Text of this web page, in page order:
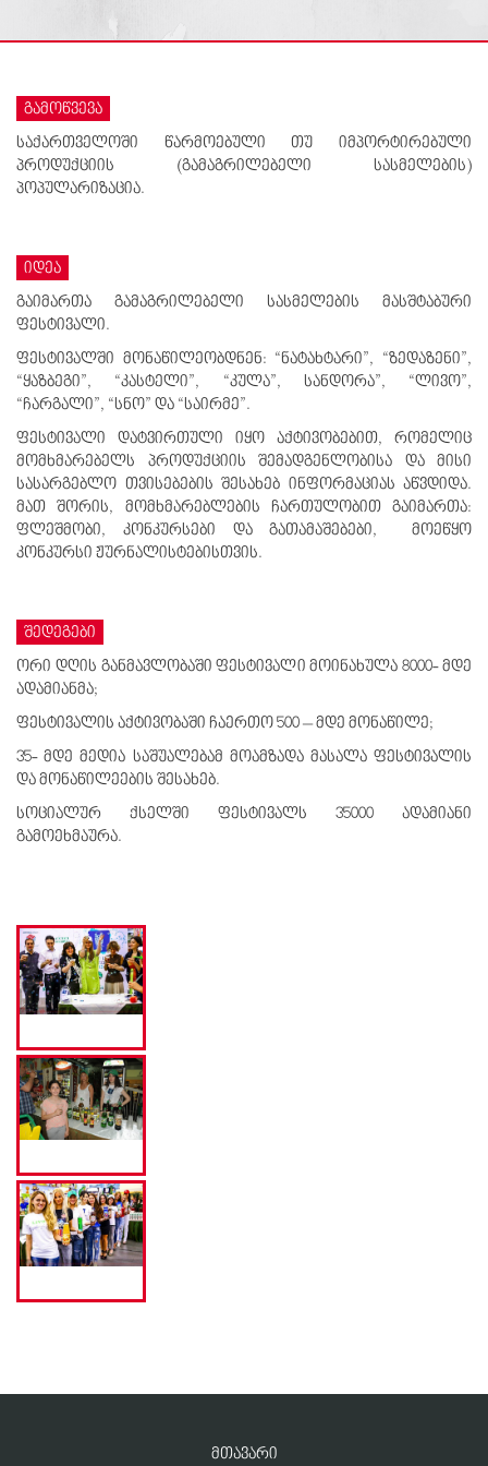
გამოწვევა
საქართველოში წარმოებული თუ იმპორტირებული
პროდუქციის (გამაგრილებელი სასმელების)
პოპულარიზაცია.
იდეა
გაიმართა გამაგრილებელი სასმელების მასშტაბური
ფესტივალი.
ფესტივალში მონაწილეობდნენ: “ნატახტარი”, “ზედაზენი”,
“ყაზბეგი”, “კასტელი”, “კულა”, სანდორა”, “ლივო”,
“ჩარგალი”, “სნო” და “საირმე”.
ფესტივალი დატვირთული იყო აქტივობებით, რომელიც
მომხმარებელს პროდუქციის შემადგენლობისა და მისი
სასარგებლო თვისებების შესახებ ინფორმაციას აწვდიდა.
მათ შორის, მომხმარებლების ჩართულობით გაიმართა:
ფლეშმობი, კონკურსები და გათამაშებები, მოეწყო
კონკურსი ჟურნალისტებისთვის.
შედეგები
ორი დღის განმავლობაში ფესტივალი მოინახულა 8000- მდე
ადამიანმა;
ფესტივალის აქტივობაში ჩაერთო 500 – მდე მონაწილე;
35- მდე მედია საშუალებამ მოამზადა მასალა ფესტივალის
და მონაწილეების შესახებ.
სოციალურ ქსელში ფესტივალს 35000 ადამიანი
გამოეხმაურა.
ᲛᲗᲐᲕᲐᲠᲘ